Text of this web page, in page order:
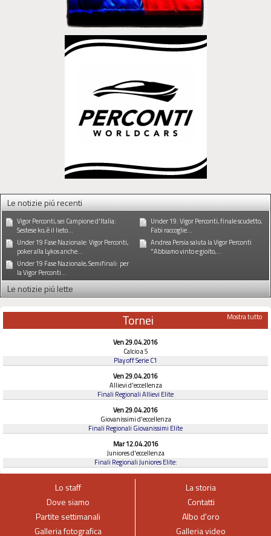
Le notizie piú recenti
Vigor Perconti, sei Campione d'Italia:
Sestese ko, è il lieto...
Under 19: Vigor Perconti, finale scudetto,
Fabi raccoglie...
Under 19 Fase Nazionale: Vigor Perconti,
poker alla Lykos anche...
Andrea Persia saluta la Vigor Perconti
"Abbiamo vinto e gioito,...
Under 19 Fase Nazionale, Semifinali: per
la Vigor Perconti...
Le notizie piú lette
Tornei Mostra tutto
Ven 29.04.2016
Calcio a 5
Play off Serie C1
Ven 29.04.2016
Allievi d'eccellenza
Finali Regionali Allievi Elite
Ven 29.04.2016
Giovanissimi d'eccellenza
Finali Regionali Giovanissimi Elite
Mar 12.04.2016
Juniores d'eccellenza
Finali Regionali Juniores Elite:
Lo staff
La storia
Dove siamo
Contatti
Partite settimanali
Albo d'oro
Galleria fotografica
Galleria video